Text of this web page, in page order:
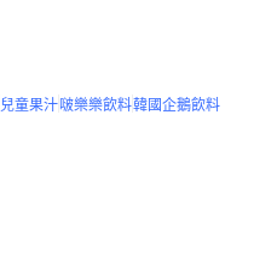
兒童果汁啵樂樂飲料韓國企鵝飲料